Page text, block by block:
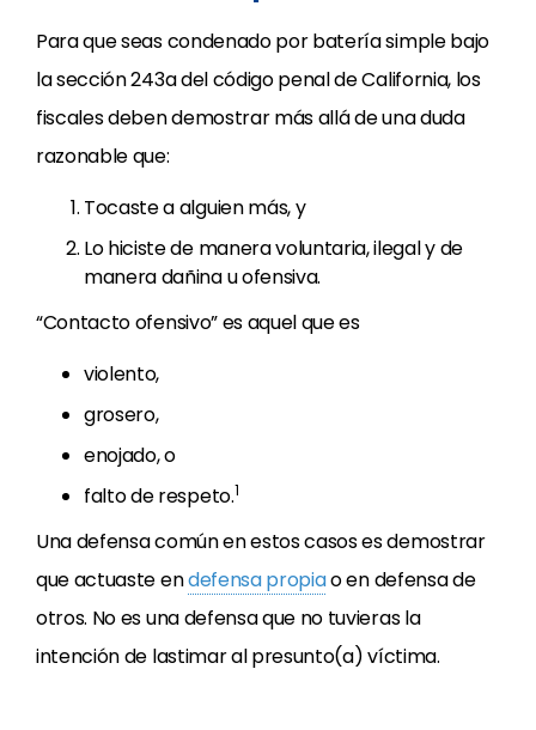
Para que seas condenado por batería simple bajo
la sección 243a del código penal de California, los
fiscales deben demostrar más allá de una duda
razonable que:
Tocaste a alguien más, y
Lo hiciste de manera voluntaria, ilegal y de
manera dañina u ofensiva.
“Contacto ofensivo” es aquel que es
violento,
grosero,
enojado, o
falto de respeto.1
Una defensa común en estos casos es demostrar
que actuaste endefensa propiao en defensa de
otros. No es una defensa que no tuvieras la
intención de lastimar al presunto(a) víctima.